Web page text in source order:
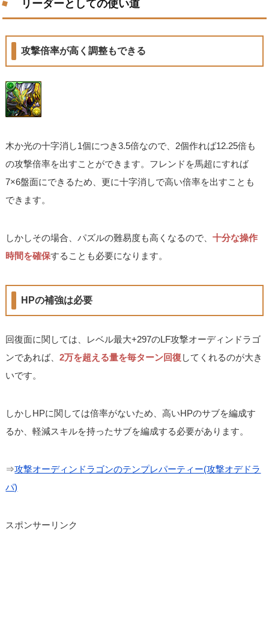
リーダーとしての使い道
攻撃倍率が高く調整もできる
木か光の十字消し1個につき3.5倍なので、2個作れば12.25倍も
の攻撃倍率を出すことができます。フレンドを馬超にすれば
7×6盤面にできるため、更に十字消しで高い倍率を出すことも
できます。
しかしその場合、パズルの難易度も高くなるので、十分な操作
時間を確保することも必要になります。
HPの補強は必要
回復面に関しては、レベル最大+297のLF攻撃オーディンドラゴ
ンであれば、2万を超える量を毎ターン回復 してくれるのが大き
いです。
しかしHPに関しては倍率がないため、高いHPのサブを編成す
るか、軽減スキルを持ったサブを編成する必要があります。
⇒攻撃オーディンドラゴンのテンプレパーティー(攻撃オデドラ
パ)
スポンサーリンク